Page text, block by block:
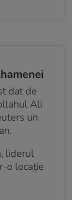
dat de
Ali
un
liderul
o locație